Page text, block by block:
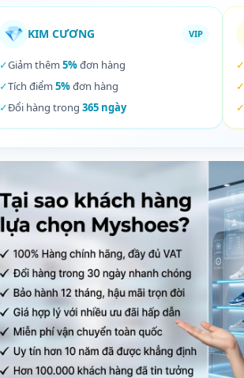
💎 KIM CƯƠNG VIP
✓Giảm thêm 5%đơn hàng
✓Tích điểm 5%đơn hàng
✓Đổi hàng trong 365 ngày
✓
✓
✓